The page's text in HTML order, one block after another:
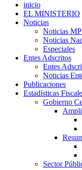
inicio
EL MINISTERIO
Noticias
Noticias
Noticias
Especiales
Entes Adscritos
Entes
Noticias
Publicaciones
Estadísticas
Gobierno
Sector